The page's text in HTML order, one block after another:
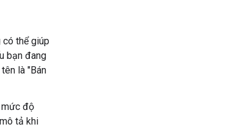
có thể giúp
bạn đang
là "Bán
mức độ
tả khi